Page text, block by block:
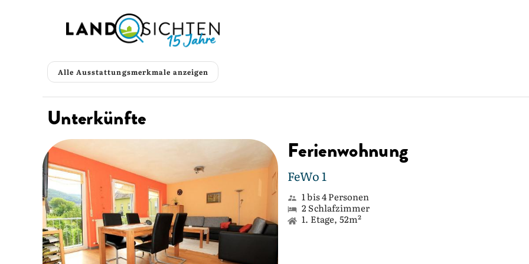
Alle Ausstattungsmerkmale anzeigen
Unterkünfte
Ferienwohnung
FeWo 1
1 bis 4 Personen
2 Schlafzimmer
1. Etage, 52m²